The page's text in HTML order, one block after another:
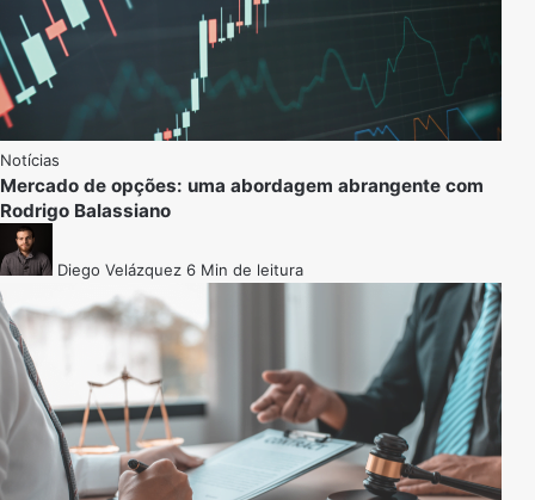
Notícias
Mercado de opções: uma abordagem abrangente com
Rodrigo Balassiano
Diego Velázquez 6 Min de leitura